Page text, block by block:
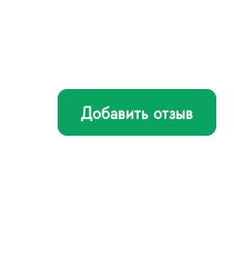
Добавить отзыв